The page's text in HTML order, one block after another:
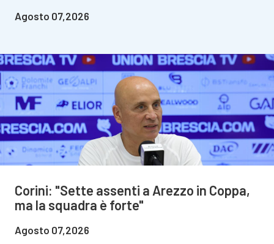
Agosto 07,2026
Corini: "Sette assenti a Arezzo in Coppa,
ma la squadra è forte"
Agosto 07,2026